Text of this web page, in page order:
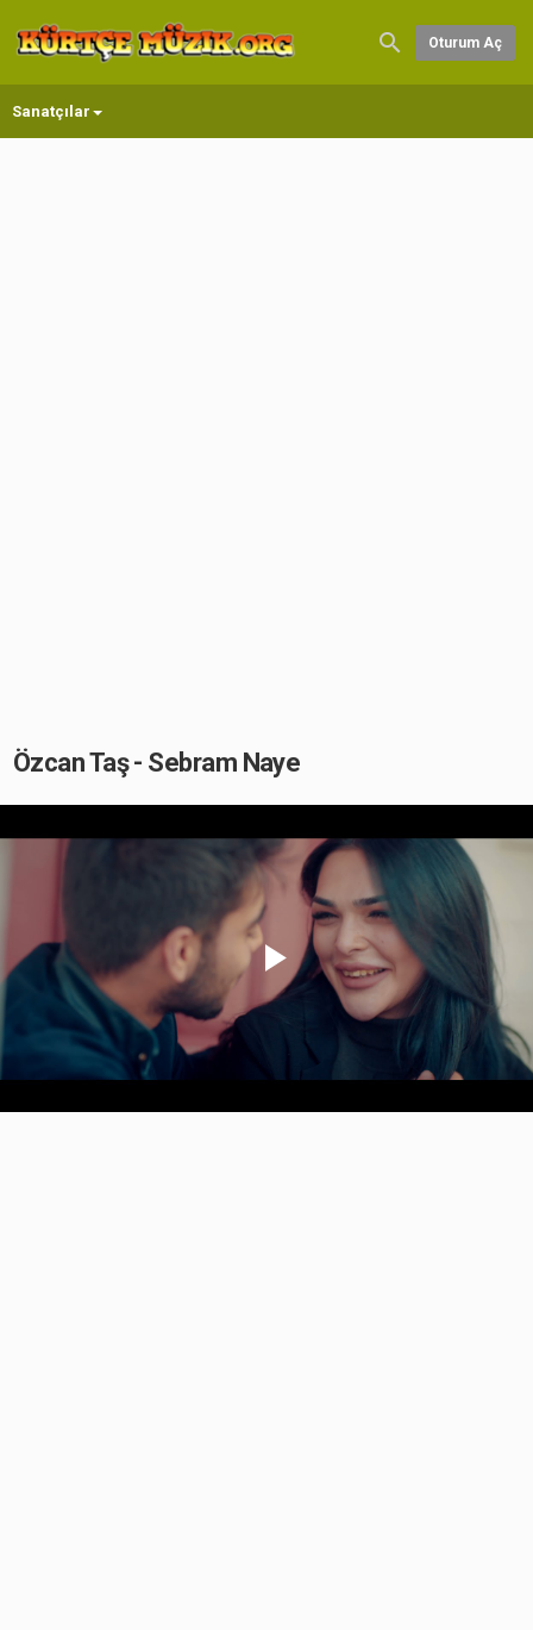
Oturum Aç
Sanatçılar
Özcan Taş - Sebram Naye
Play
Video